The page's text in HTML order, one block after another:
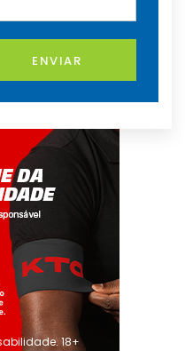
ENVIAR
18+